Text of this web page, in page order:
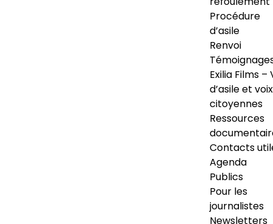
Procédure
d’asile
Renvoi
Exilia Films –
d’asile et voix
citoyennes
Ressources
Contacts
Agenda
Publics
Pour les
journalistes
Newsletters